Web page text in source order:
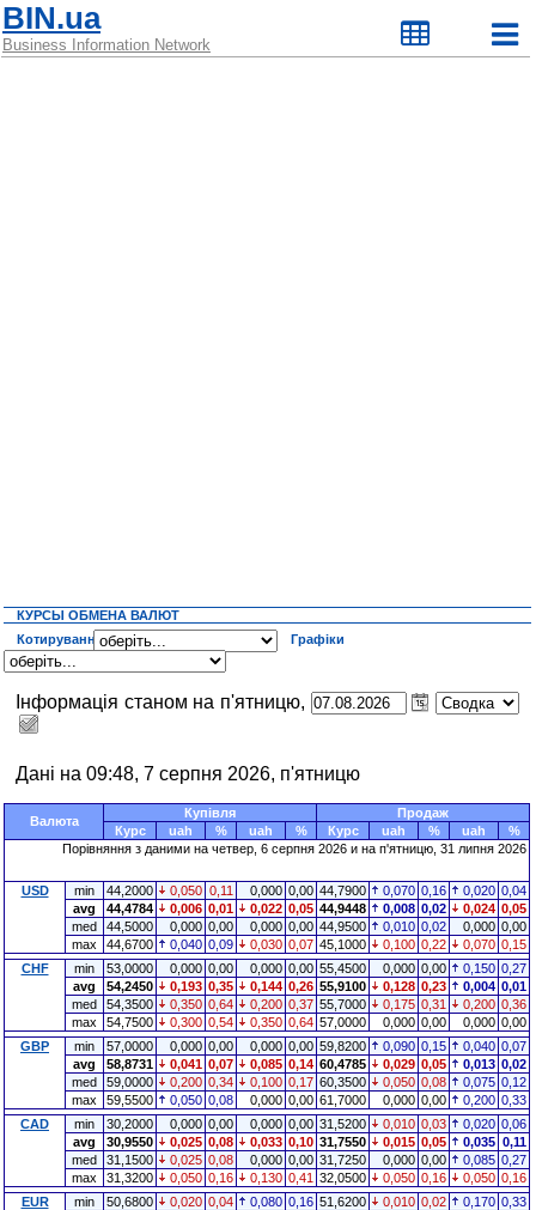
BIN.ua
Business Information Network
КУРСЫ ОБМЕНА ВАЛЮТ
Котирування
Графіки
Інформація станом на п'ятницю,
Дані на 09:48, 7 серпня 2026, п'ятницю
Валюта
Купівля
Продаж
Курс
uah % uah % Курс uah % uah
%
Порівняння з даними на четвер, 6 серпня 2026 и на п'ятницю, 31 липня 2026
USD min 44,2000 0,050 0,11 0,000 0,00 44,7900 0,070 0,16 0,020 0,04
avg
44,4784 0,006 0,01 0,022 0,05 44,9448 0,008 0,02 0,024 0,05
med
44,5000 0,000 0,00 0,000 0,00 44,9500 0,010 0,02 0,000 0,00
max
44,6700 0,040 0,09 0,030 0,07 45,1000 0,100 0,22 0,070 0,15
CHF
min 53,0000 0,000 0,00 0,000 0,00 55,4500 0,000 0,00 0,150 0,27
avg
54,2450 0,193 0,35 0,144 0,26 55,9100 0,128 0,23 0,004 0,01
med
54,3500 0,350 0,64 0,200 0,37 55,7000 0,175 0,31 0,200 0,36
max
54,7500 0,300 0,54 0,350 0,64 57,0000 0,000 0,00 0,000 0,00
GBP
min 57,0000 0,000 0,00 0,000 0,00 59,8200 0,090 0,15 0,040 0,07
avg
58,8731 0,041 0,07 0,085 0,14 60,4785 0,029 0,05 0,013 0,02
med
59,0000 0,200 0,34 0,100 0,17 60,3500 0,050 0,08 0,075 0,12
max
59,5500 0,050 0,08 0,000 0,00 61,7000 0,000 0,00 0,200 0,33
CAD
min 30,2000 0,000 0,00 0,000 0,00 31,5200 0,010 0,03 0,020 0,06
avg
30,9550 0,025 0,08 0,033 0,10 31,7550 0,015 0,05 0,035 0,11
med
31,1500 0,025 0,08 0,000 0,00 31,7250 0,000 0,00 0,085 0,27
max
31,3200 0,050 0,16 0,130 0,41 32,0500 0,050 0,16 0,050 0,16
EUR
min 50,6800 0,020 0,04 0,080 0,16 51,6200 0,010 0,02 0,170 0,33